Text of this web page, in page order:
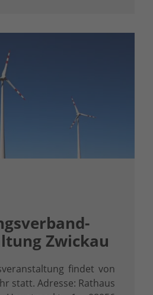
Zwickau
findet von
statt. Adresse: Rathaus